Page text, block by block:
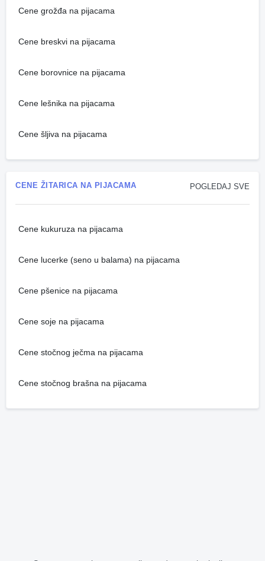
Cene grožđa na pijacama
Cene breskvi na pijacama
Cene borovnice na pijacama
Cene lešnika na pijacama
Cene šljiva na pijacama
POGLEDAJ SVE
CENE ŽITARICA NA PIJACAMA
Cene kukuruza na pijacama
Cene lucerke (seno u balama) na pijacama
Cene pšenice na pijacama
Cene soje na pijacama
Cene stočnog ječma na pijacama
Cene stočnog brašna na pijacama